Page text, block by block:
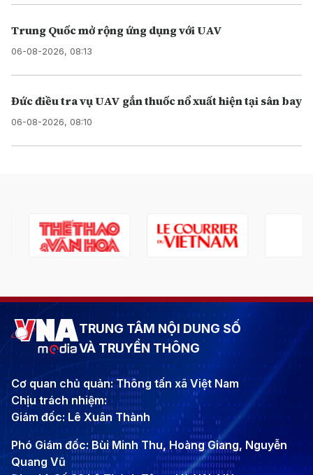
Trung Quốc mở rộng ứng dụng với UAV
06-08-2026, 08:13
Đức điều tra vụ UAV gắn thuốc nổ xuất hiện tại sân bay
06-08-2026, 08:10
TRUNG TÂM NỘI DUNG SỐ
VÀ TRUYỀN THÔNG
Cơ quan chủ quản: Thông tấn xã Việt Nam
Chịu trách nhiệm:
Giám đốc: Lê Xuân Thành
Phó Giám đốc: Bùi Minh Thu, Hoàng Giang, Nguyễn
Quang Vũ